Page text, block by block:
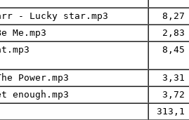
- Lucky star.mp3
8,27
Me.mp3
2,83
8,45
Power.mp3
3,31
3,72
313,1